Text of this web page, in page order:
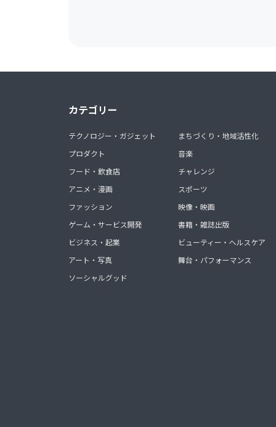
カテゴリー
テクノロジー・ガジェット
プロダクト
フード・飲食店
アニメ・漫画
ファッション
ゲーム・サービス開発
ビジネス・起業
アート・写真
ソーシャルグッド
まちづくり・地域活性化
音楽
チャレンジ
スポーツ
映像・映画
書籍・雑誌出版
ビューティー・ヘルスケア
舞台・パフォーマンス